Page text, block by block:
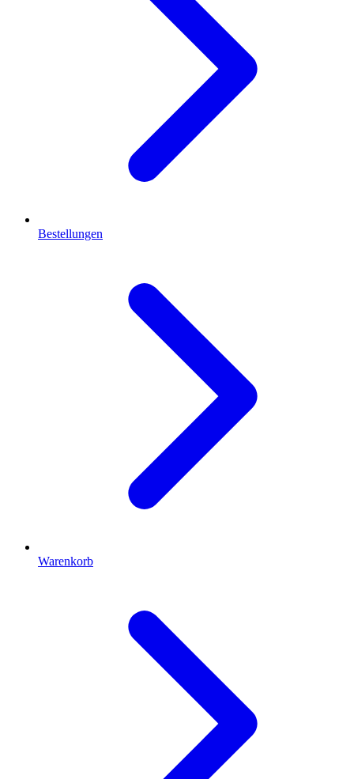
Bestellungen
Warenkorb